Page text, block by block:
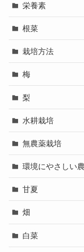
栄養素
根菜
栽培方法
梅
梨
水耕栽培
無農薬栽培
環境にやさしい
甘夏
畑
白菜